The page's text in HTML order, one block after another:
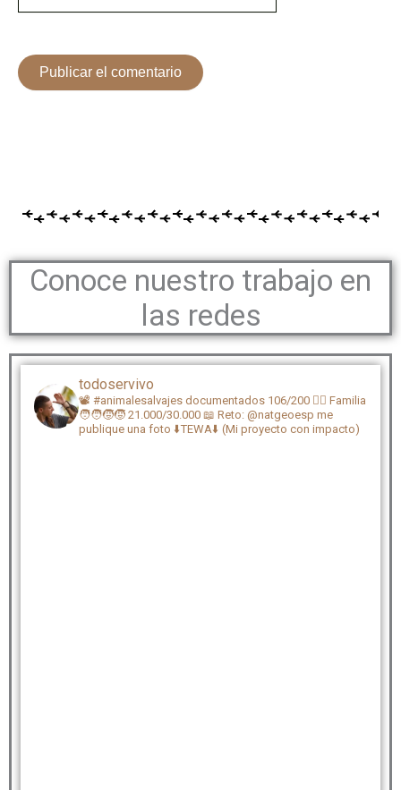
Conoce nuestro trabajo en
las redes
todoservivo
📽️ #animalesalvajes documentados 106/200 🏴‍☠️ Familia
🧑‍🧑‍🧒‍🧒 21.000/30.000 📖 Reto: @natgeoesp me
publique una foto ⬇️TEWA⬇️ (Mi proyecto con impacto)